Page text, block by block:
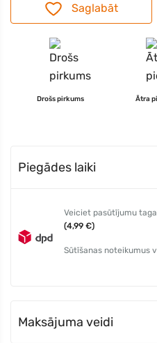
Saglabāt
Drošs pirkums Ātra
Piegādes laiki
Veiciet pasūtījumu
(4,99 €)
Sūtīšanas noteikumus
Maksājuma veidi